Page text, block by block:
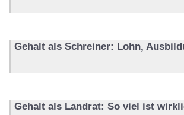
Gehalt als Schreiner: Lohn,
Gehalt als Landrat: So viel ist